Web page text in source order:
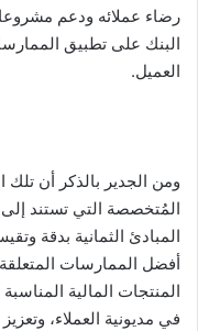
رضاء عملائه ودعم
البنك على تطبيق
العميل.
ومن الجدير بالذكر أن تلك
المُتخصصة التي تستند
المبادئ الثمانية بدقة
أفضل الممارسات
المنتجات المالية
في مديونية العملاء،